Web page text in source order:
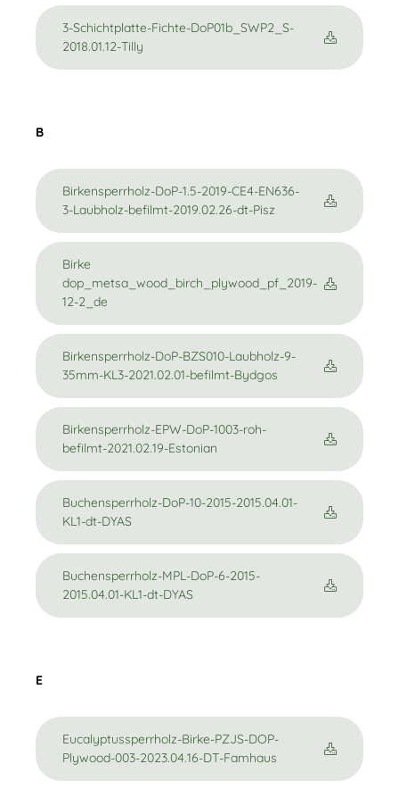
3-Schichtplatte-Fichte-DoP01b_SWP2_S-
2018.01.12-Tilly
B
Birkensperrholz-DoP-1.5-2019-CE4-EN636-
3-Laubholz-befilmt-2019.02.26-dt-Pisz
Birke
dop_metsa_wood_birch_plywood_pf_2019-
12-2_de
Birkensperrholz-DoP-BZS010-Laubholz-9-
35mm-KL3-2021.02.01-befilmt-Bydgos
Birkensperrholz-EPW-DoP-1003-roh-
befilmt-2021.02.19-Estonian
Buchensperrholz-DoP-10-2015-2015.04.01-
KL1-dt-DYAS
Buchensperrholz-MPL-DoP-6-2015-
2015.04.01-KL1-dt-DYAS
E
Eucalyptussperrholz-Birke-PZJS-DOP-
Plywood-003-2023.04.16-DT-Famhaus